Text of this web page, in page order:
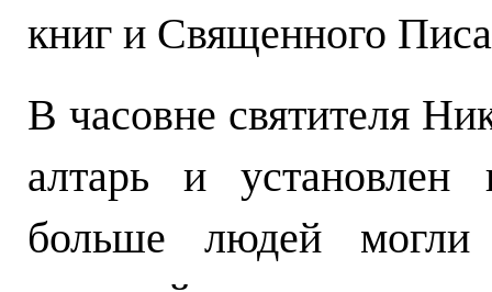
книг и Священного
В часовне святителя
алтарь и
больше людей могли